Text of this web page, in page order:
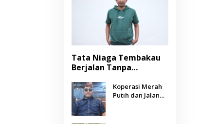
Tata Niaga Tembakau
Berjalan Tanpa
Negara Berpihak
kepada Petani?
Koperasi Merah
Putih dan Jalan